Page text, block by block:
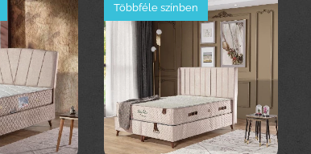
Többféle színben